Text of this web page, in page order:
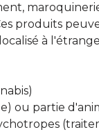
produits
à
ou partie